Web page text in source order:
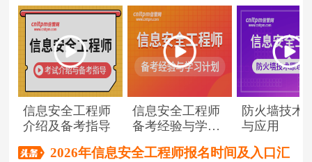
信息安全工程师
介绍及备考指导
信息安全工程师
备考经验与学习
防火墙技术
与应用
2026年信息安全工程师报名时间及入口汇